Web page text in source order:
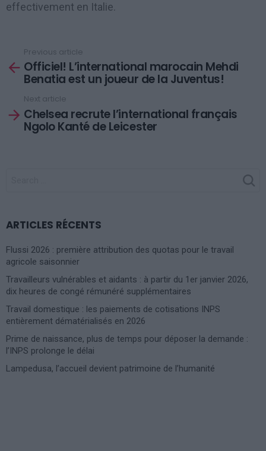
effectivement en Italie.
more
Previous article
Officiel! L’international marocain Mehdi
Benatia est un joueur de la Juventus!
Next article
Chelsea recrute l’international français
Ngolo Kanté de Leicester
ARTICLES RÉCENTS
Flussi 2026 : première attribution des quotas pour le travail
agricole saisonnier
Travailleurs vulnérables et aidants : à partir du 1er janvier 2026,
dix heures de congé rémunéré supplémentaires
Travail domestique : les paiements de cotisations INPS
entièrement dématérialisés en 2026
Prime de naissance, plus de temps pour déposer la demande :
l’INPS prolonge le délai
Lampedusa, l’accueil devient patrimoine de l’humanité